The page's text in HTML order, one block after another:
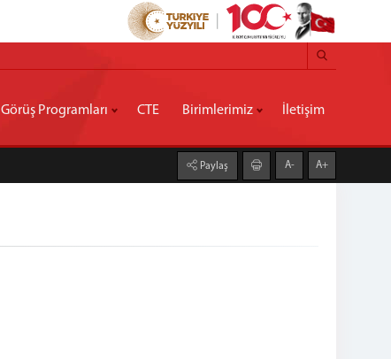
Görüş Programları CTE Birimlerimiz İletişim
Paylaş A- A+